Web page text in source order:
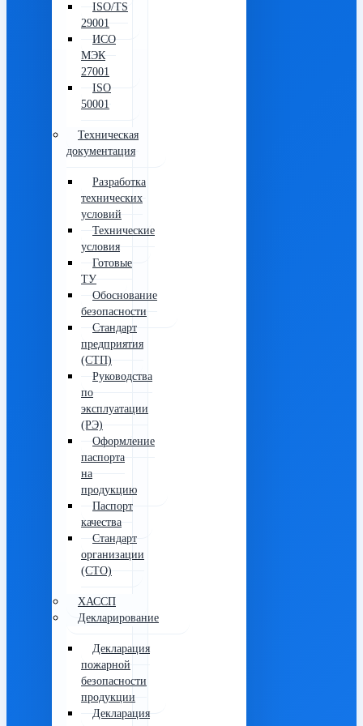
ISO/TS
29001
ИСО
МЭК
27001
ISO
50001
Техническая
документация
Разработка
технических
условий
Технические
условия
Готовые
ТУ
Обоснование
безопасности
Стандарт
предприятия
(СТП)
Руководства
по
эксплуатации
(РЭ)
Оформление
паспорта
на
продукцию
Паспорт
качества
Стандарт
организации
(СТО)
ХАССП
Декларирование
Декларация
пожарной
безопасности
продукции
Декларация